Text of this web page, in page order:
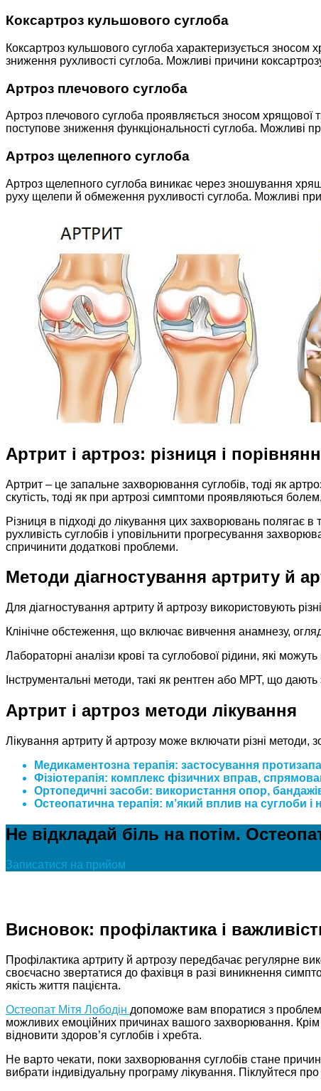
Коксартроз кульшового суглоба
Коксартроз кульшового суглоба характеризується зносом
зниження рухливості суглоба. Можливі причини
Артроз плечового суглоба
Артроз плечового суглоба проявляється зносом хрящової
поступове зниження функціональності суглоба. Можливі
Артроз щелепного суглоба
Артроз щелепного суглоба виникає через зношування
руху щелепи й обмеження рухливості суглоба. Можливі
Артрит і артроз: різниця і
Артрит – це запальне захворювання суглобів, тоді як
скутість, тоді як при артрозі симптоми проявляються
Різниця в підході до лікування цих захворювань полягає
рухливість суглобів і уповільнити прогресування
спричинити додаткові проблеми.
Методи діагностування артриту й
Для діагностування артриту й артрозу використовують
Клінічне обстеження, що включає вивчення анамнезу,
Лабораторні аналізи крові та суглобової рідини, які
Інструментальні методи, такі як рентген або МРТ, що
Артрит і артроз методи лікування
Лікування артриту й артрозу може включати різні методи,
Медикаментозна терапія: застосування
Фізіотерапія: комплекс фізичних вправ,
Ортопедичні засоби: використання опор,
Остеопатична терапія: м’який вплив на суглоби
Не відкладай біль на потім.
Записатися на прийом
Висновок: профілактика і
Профілактика артриту й артрозу передбачає регулярне
своєчасно звертатися до фахівця в разі виникнення
якість життя пацієнта.
Остеопат Мітя Лободін допоможе вам впоратися з
можливих емоційних причинах вашого захворювання. Крім
відновити здоров’я суглобів і хребта.
Не варто чекати, поки захворювання суглобів стане
вибрати індивідуальну програму лікування. Піклуйтеся